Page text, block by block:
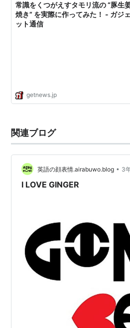
常識をくつがえすタモリ流の “豚生
焼き” を実際に作ってみた！ - ガジェ
ット通信
getnews.jp
関連ブログ
英語の顔表情.airabuwo.blog • 3
I LOVE GINGER